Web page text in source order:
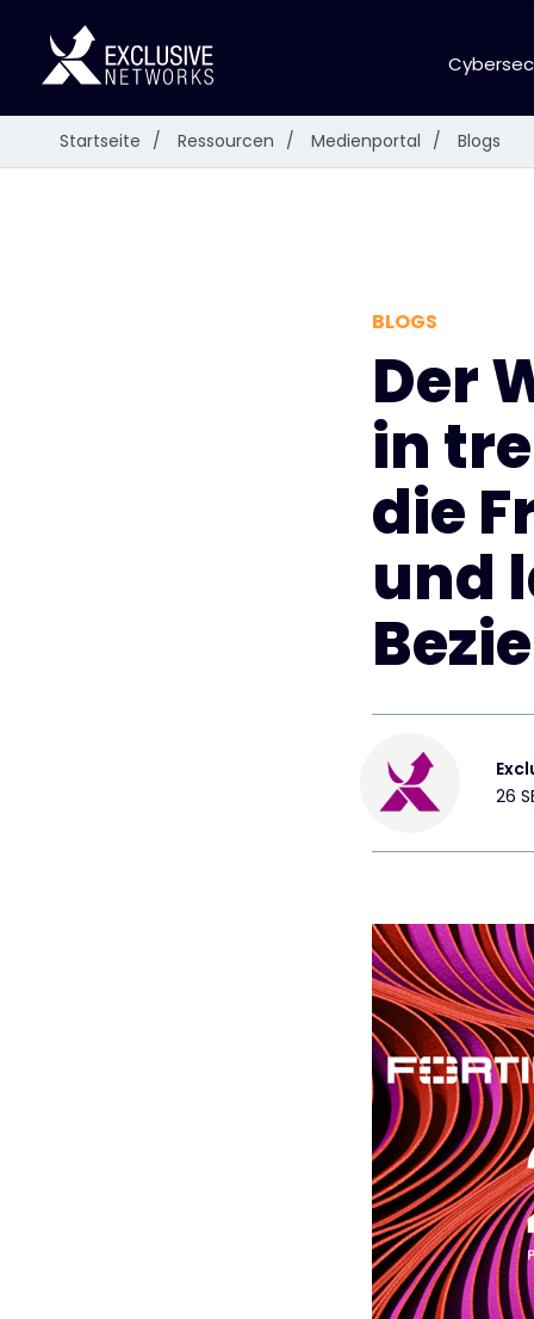
Startseite / Ressourcen / Medienportal / Blogs
BLOGS
Der
in
die
und
26